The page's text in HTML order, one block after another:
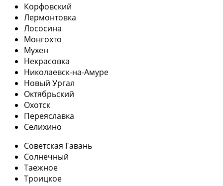
Корфовский
Лермонтовка
Лососина
Монгохто
Мухен
Некрасовка
Николаевск-на-Амуре
Новый Ургал
Октябрьский
Охотск
Переяславка
Селихино
Советская Гавань
Солнечный
Таежное
Троицкое